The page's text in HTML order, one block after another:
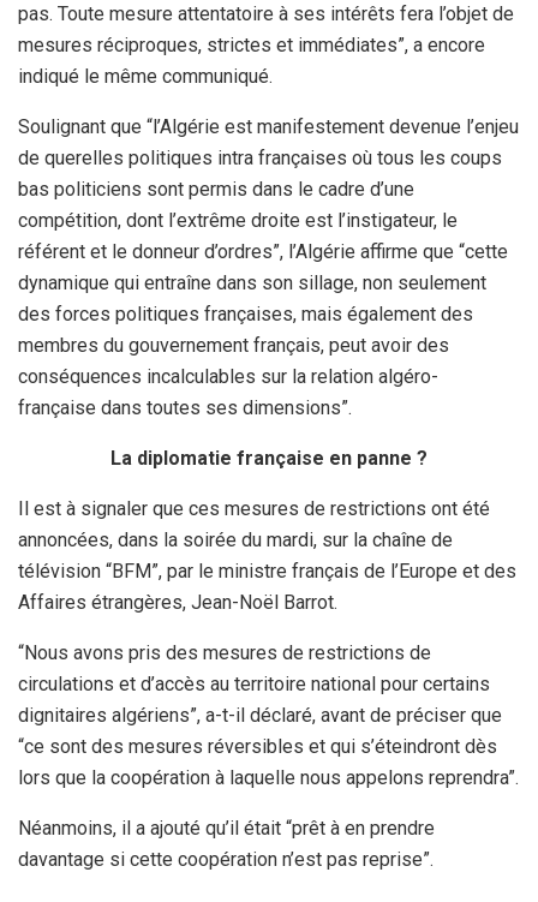
pas. Toute mesure attentatoire à ses intérêts fera l’objet de
mesures réciproques, strictes et immédiates”, a encore
indiqué le même communiqué.
Soulignant que “l’Algérie est manifestement devenue l’enjeu
de querelles politiques intra françaises où tous les coups
bas politiciens sont permis dans le cadre d’une
compétition, dont l’extrême droite est l’instigateur, le
référent et le donneur d’ordres”, l’Algérie affirme que “cette
dynamique qui entraîne dans son sillage, non seulement
des forces politiques françaises, mais également des
membres du gouvernement français, peut avoir des
conséquences incalculables sur la relation algéro-
française dans toutes ses dimensions”.
La diplomatie française en panne ?
Il est à signaler que ces mesures de restrictions ont été
annoncées, dans la soirée du mardi, sur la chaîne de
télévision “BFM”, par le ministre français de l’Europe et des
Affaires étrangères, Jean-Noël Barrot.
“Nous avons pris des mesures de restrictions de
circulations et d’accès au territoire national pour certains
dignitaires algériens”, a-t-il déclaré, avant de préciser que
“ce sont des mesures réversibles et qui s’éteindront dès
lors que la coopération à laquelle nous appelons reprendra”.
Néanmoins, il a ajouté qu’il était “prêt à en prendre
davantage si cette coopération n’est pas reprise”.